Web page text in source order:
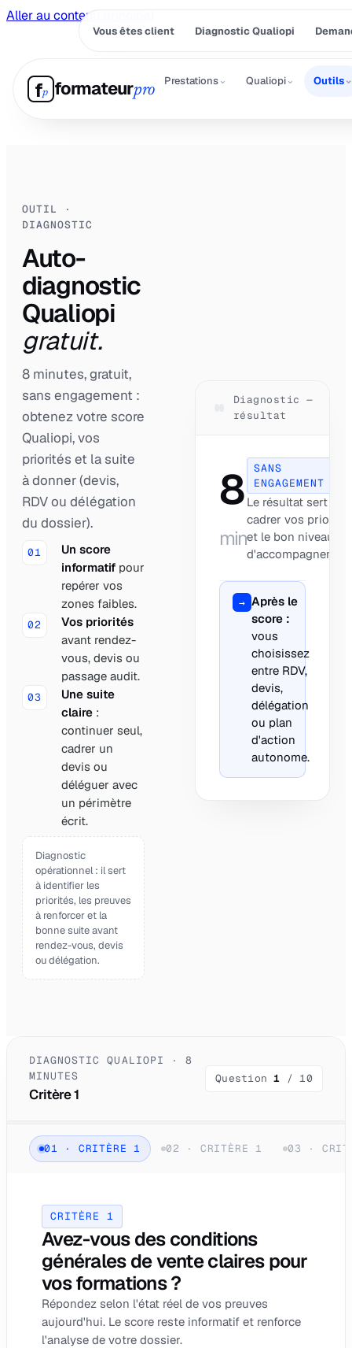
Aller au contenu principal
Vous êtes client Diagnostic Qualiopi
fp formateurpro
Prestations⌄ Qualiopi⌄ Outils⌄
OUTIL ·
DIAGNOSTIC
Auto-
diagnostic
Qualiopi
gratuit.
8 minutes, gratuit,
sans engagement :
obtenez votre score
Qualiopi, vos
priorités et la suite
à donner (devis,
RDV ou délégation
du dossier).
01
Un score
informatif pour
repérer vos
zones faibles.
02
Vos priorités
avant rendez-
vous, devis ou
passage audit.
03
Une suite
claire :
continuer seul,
cadrer un
devis ou
déléguer avec
un périmètre
écrit.
Diagnostic
opérationnel : il sert
à identifier les
priorités, les preuves
à renforcer et la
bonne suite avant
rendez-vous, devis
ou délégation.
Diagnostic —
résultat
8
min
SANS
ENGAGEMENT
Le résultat sert à
cadrer vos
et le bon niveau
→ Après le
score :
vous
choisissez
entre RDV,
devis,
délégation
ou plan
d'action
autonome.
DIAGNOSTIC QUALIOPI · 8
MINUTES
Critère 1
Question1 /10
01 · CRITÈRE 1 02 · CRITÈRE 1 03 ·
CRITÈRE 1
Avez-vous des conditions
générales de vente claires pour
vos formations ?
Répondez selon l'état réel de vos preuves
aujourd'hui. Le score reste informatif et renforce
l'analyse de votre dossier.